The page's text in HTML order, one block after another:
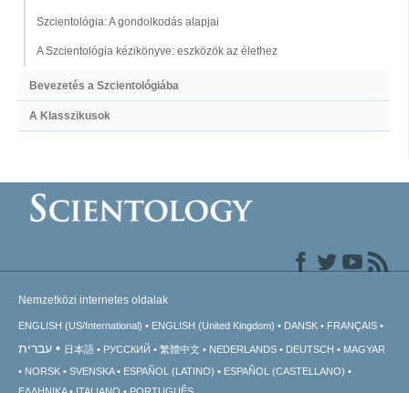
Szcientológia: A gondolkodás alapjai
A Szcientológia kézikönyve: eszközök az élethez
Bevezetés a Szcientológiába
A Klasszikusok
Nemzetközi internetes oldalak
ENGLISH (US/International) ENGLISH (United Kingdom) DANSK FRANÇAIS
עברית 日本語 РУССКИЙ 繁體中文 NEDERLANDS DEUTSCH
MAGYAR
NORSK
SVENSKA ESPAÑOL (LATINO)
ESPAÑOL (CASTELLANO)